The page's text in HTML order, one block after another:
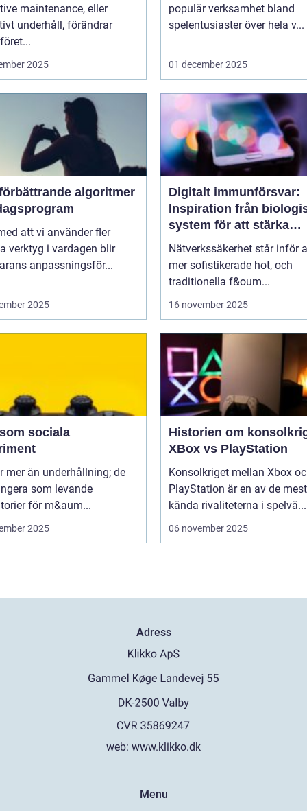
maintenance, eller
underhåll, förändrar
2025
populär verksamhet bland
spelentusiaster över hela v...
01 december 2025
algoritmer
att vi använder fler
verktyg i vardagen blir
anpassningsför...
2025
Digitalt immunförsvar:
Inspiration från
system för att stärka
nätverkssäkerhet
Nätverkssäkerhet står inför
mer sofistikerade hot, och
traditionella f&oum...
16 november 2025
sociala
mer än underhållning; de
som levande
för m&aum...
2025
Historien om
XBox vs PlayStation
Konsolkriget mellan Xbox
PlayStation är en av de mest
kända rivaliteterna i spelvä...
06 november 2025
Adress
web: www.klikko.dk
Menu